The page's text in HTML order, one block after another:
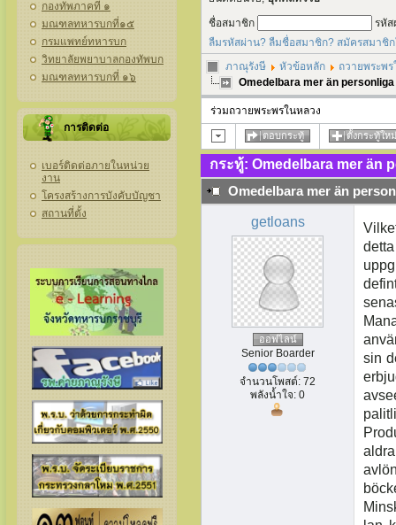
กองทัพภาคที่ ๑
มณฑลทหารบกที่๑๕
กรมแพทย์ทหารบก
วิทยาลัยพยาบาลกองทัพบก
มณฑลทหารบกที่ ๑๖
การติดต่อ
เบอร์ติดต่อภายในหน่วย
งาน
โครงสร้างการบังคับบัญชา
สถานที่ตั้ง
ชื่อสมาชิก
รหั
ลืมรหัสผ่าน? ลืมชื่อสมาชิก? สมัครสมาชิ
ภาณุรังษี
หัวข้อหลัก
ถวายพระพ
Omedelbara mer än
ร่วมถวายพระพรในหลวง
ตอบกระทู้ ตั้งกระทู้ใหม่
กระทู้: Omedelbara mer än
Omedelbara mer än
getloans
ออฟไลน์
Senior Boarder
จำนวนโพสต์: 72
พลังน้ำใจ: 0
sin